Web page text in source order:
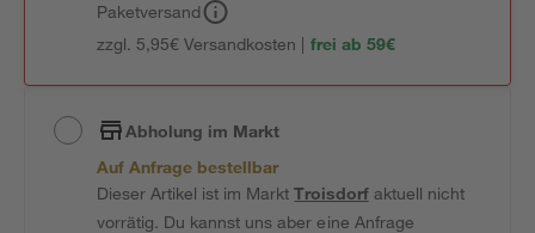
Paketversand
zzgl. 5,95€ Versandkosten | frei ab 59€
Abholung im Markt
Auf Anfrage bestellbar
Dieser Artikel ist im MarktTroisdorfaktuell nicht
vorrätig. Du kannst uns aber eine Anfrage